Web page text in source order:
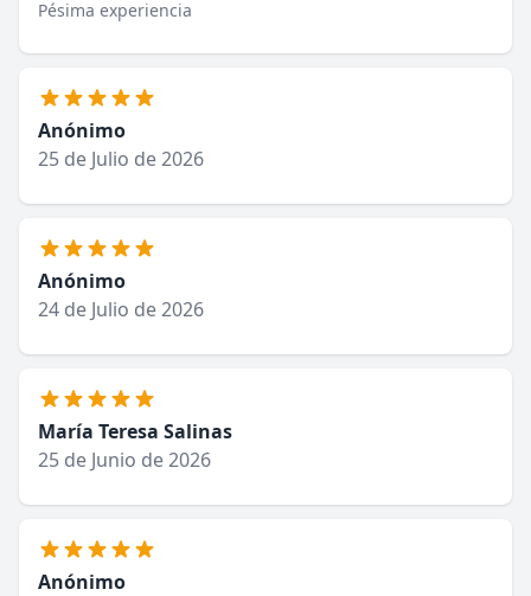
Pésima experiencia
Anónimo
25 de Julio de 2026
Anónimo
24 de Julio de 2026
María Teresa Salinas
25 de Junio de 2026
Anónimo